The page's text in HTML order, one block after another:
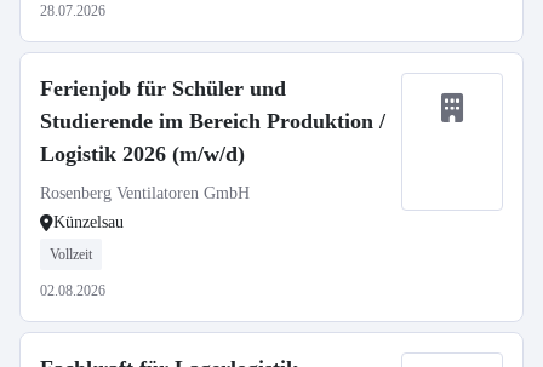
28.07.2026
Ferienjob für Schüler und
Studierende im Bereich Produktion /
Logistik 2026 (m/w/d)
Rosenberg Ventilatoren GmbH
Künzelsau
Vollzeit
02.08.2026